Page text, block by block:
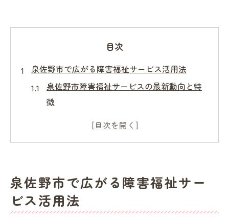
目次
泉佐野市で広がる障害福祉サービス活用法
泉佐野市障害福祉サービスの最新動向と特
徴
障害者支援の現場で求められる供給サービ
夫
転職や求人に強い泉佐野市の支援体制を解
泉佐野市で広がる障害福祉サー
ビス活用法